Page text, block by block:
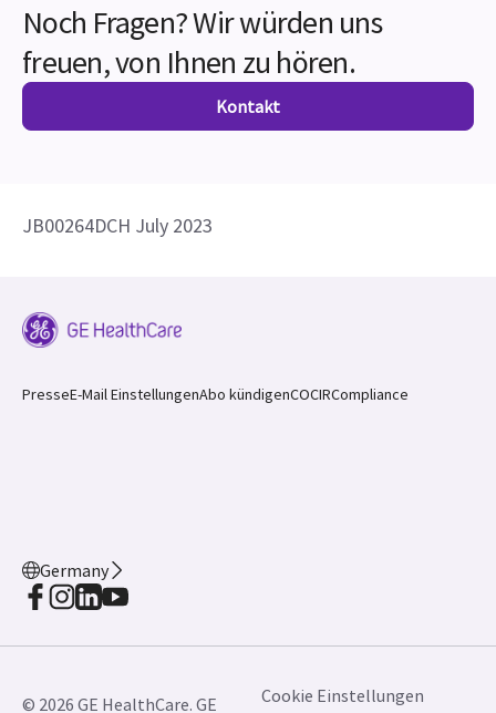
Noch Fragen? Wir würden uns
freuen, von Ihnen zu hören.
Kontakt
JB00264DCH July 2023
PresseE-Mail EinstellungenAbo kündigenCOCIRCompliance
Germany
© 2026 GE HealthCare. GE
Cookie Einstellungen